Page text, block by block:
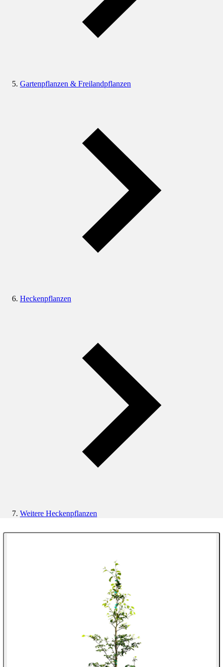
Gartenpflanzen & Freilandpflanzen
Heckenpflanzen
Weitere Heckenpflanzen